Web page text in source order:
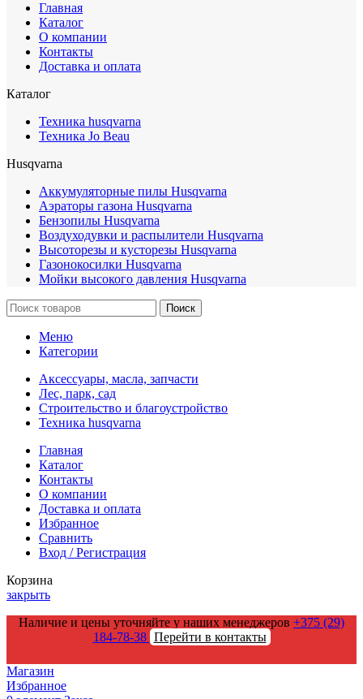
Главная
Каталог
О компании
Контакты
Доставка и оплата
Каталог
Техника husqvarna
Техника Jo Beau
Husqvarna
Аккумуляторные пилы Husqvarna
Аэраторы газона Husqvarna
Бензопилы Husqvarna
Воздуходувки и распылители Husqvarna
Высоторезы и кусторезы Husqvarna
Газонокосилки Husqvarna
Мойки высокого давления Husqvarna
Поиск
Меню
Категории
Аксессуары, масла, запчасти
Лес, парк, сад
Строительство и благоустройство
Техника husqvarna
Главная
Каталог
Контакты
О компании
Доставка и оплата
Избранное
Сравнить
Вход / Регистрация
Корзина
закрыть
Наличие и цены уточняйте у наших менеджеров +375 (29)
184-78-38 Перейти в контакты
Магазин
Избранное